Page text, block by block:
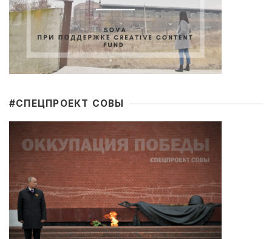
#CПЕЦПРОЕКТ СОВЫ